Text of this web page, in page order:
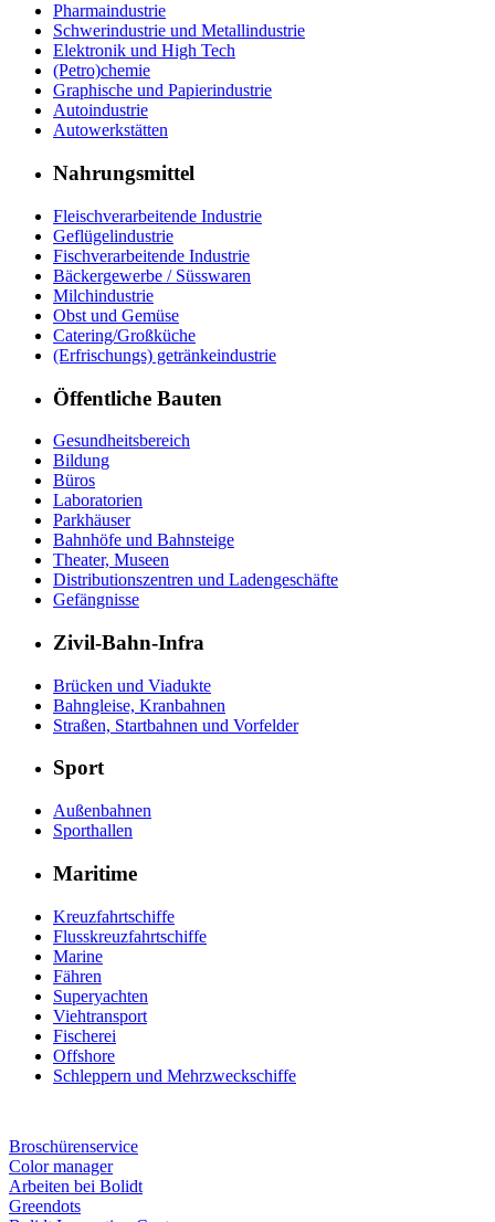
Pharmaindustrie
Schwerindustrie und Metallindustrie
Elektronik und High Tech
(Petro)chemie
Graphische und Papierindustrie
Autoindustrie
Autowerkstätten
Nahrungsmittel
Fleischverarbeitende Industrie
Geflügelindustrie
Fischverarbeitende Industrie
Bäckergewerbe / Süsswaren
Milchindustrie
Obst und Gemüse
Catering/Großküche
(Erfrischungs) getränkeindustrie
Öffentliche Bauten
Gesundheitsbereich
Bildung
Büros
Laboratorien
Parkhäuser
Bahnhöfe und Bahnsteige
Theater, Museen
Distributionszentren und Ladengeschäfte
Gefängnisse
Zivil-Bahn-Infra
Brücken und Viadukte
Bahngleise, Kranbahnen
Straßen, Startbahnen und Vorfelder
Sport
Außenbahnen
Sporthallen
Maritime
Kreuzfahrtschiffe
Flusskreuzfahrtschiffe
Marine
Fähren
Superyachten
Viehtransport
Fischerei
Offshore
Schleppern und Mehrzweckschiffe
Broschürenservice
Color manager
Arbeiten bei Bolidt
Greendots